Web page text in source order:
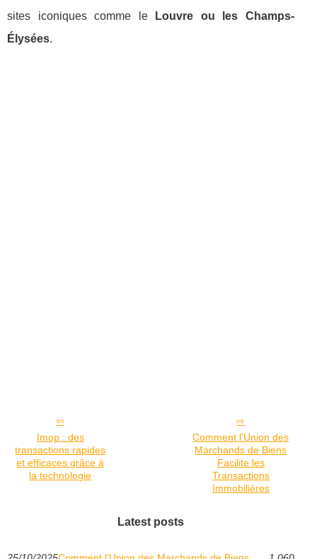
sites iconiques comme le
Louvre ou les Champs-
Élysées.
Imop : des
transactions rapides
et efficaces grâce à
la technologie
Comment l'Union des
Marchands de Biens
Facilite les
Transactions
Immobilières
Latest posts